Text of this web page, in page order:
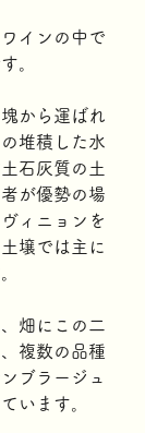
インの中で
。
から運ばれ
堆積した水
石灰質の土
が優勢の場
ィニョンを
壌では主に
畑にこの二
複数の品種
ブラージュ
います。